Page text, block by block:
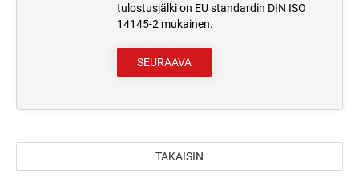
tulostusjälki on EU standardin DIN ISO
14145-2 mukainen.
SEURAAVA
TAKAISIN